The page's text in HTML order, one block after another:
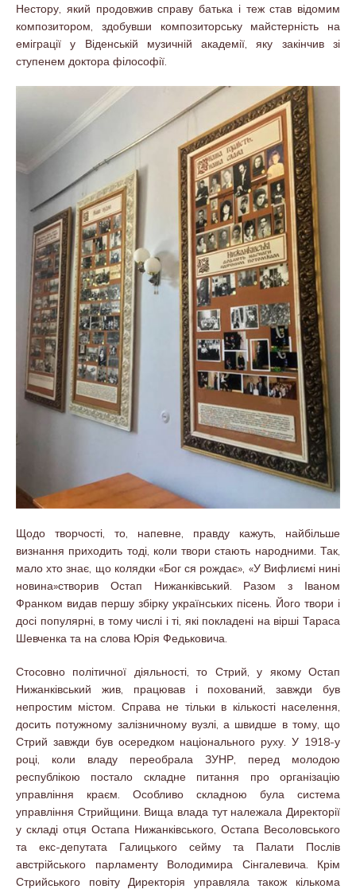
Нестору, який продовжив справу батька і теж став відомим
композитором, здобувши композиторську майстерність на
еміграції у Віденській музичній академії, яку закінчив зі
ступенем доктора філософії.
Щодо творчості, то, напевне, правду кажуть, найбільше
визнання приходить тоді, коли твори стають народними. Так,
мало хто знає, що колядки «Бог ся рождає», «У Вифлиємі нині
новина»створив Остап Нижанківський. Разом з Іваном
Франком видав першу збірку українських пісень. Його твори і
досі популярні, в тому числі і ті, які покладені на вірші Тараса
Шевченка та на слова Юрія Федьковича.
Стосовно політичної діяльності, то Стрий, у якому Остап
Нижанківський жив, працював і похований, завжди був
непростим містом. Справа не тільки в кількості населення,
досить потужному залізничному вузлі, а швидше в тому, що
Стрий завжди був осередком національного руху. У 1918-у
році, коли владу переобрала ЗУНР, перед молодою
республікою постало складне питання про організацію
управління краєм. Особливо складною була система
управління Стрийщини. Вища влада тут належала Директорії
у складі отця Остапа Нижанківського, Остапа Весоловського
та екс-депутата Галицького сейму та Палати Послів
австрійського парламенту Володимира Сінгалевича. Крім
Стрийського повіту Директорія управляла також кількома